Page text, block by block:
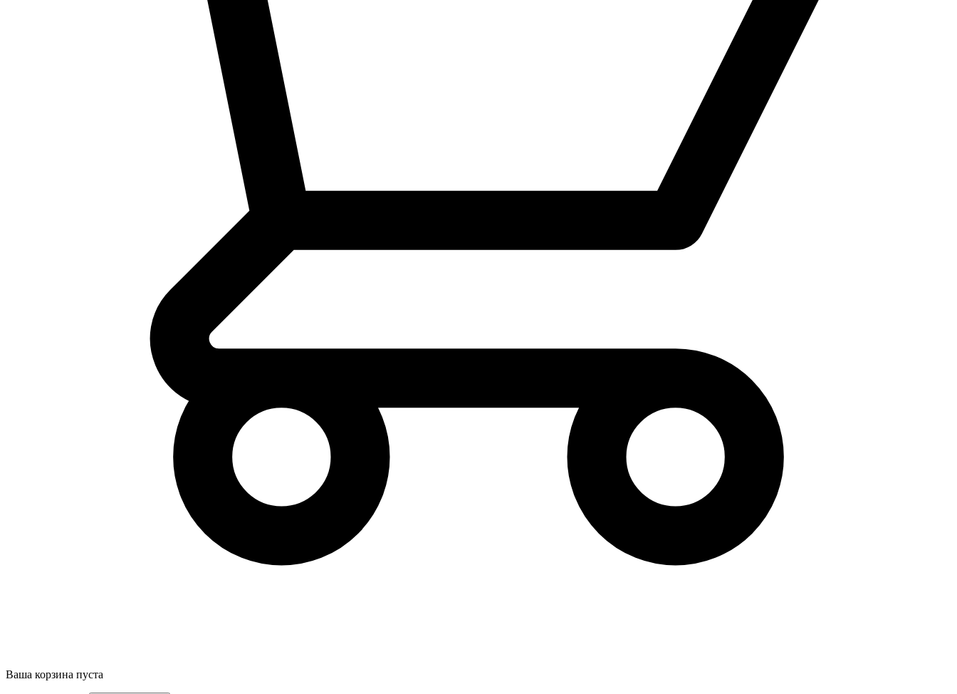
Ваша корзина пуста